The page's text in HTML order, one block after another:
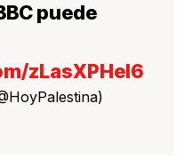
puede
zLasXPHeI6